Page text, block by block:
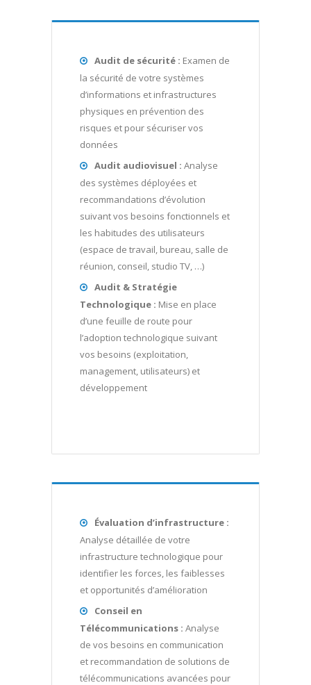
Audit de sécurité : Examen de
la sécurité de votre systèmes
d’informations et infrastructures
physiques en prévention des
risques et pour sécuriser vos
données
Audit audiovisuel : Analyse
des systèmes déployées et
recommandations d’évolution
suivant vos besoins fonctionnels et
les habitudes des utilisateurs
(espace de travail, bureau, salle de
réunion, conseil, studio TV, …)
Audit & Stratégie
Technologique : Mise en place
d’une feuille de route pour
l’adoption technologique suivant
vos besoins (exploitation,
management, utilisateurs) et
développement
Évaluation d’infrastructure :
Analyse détaillée de votre
infrastructure technologique pour
identifier les forces, les faiblesses
et opportunités d’amélioration
Conseil en
Télécommunications : Analyse
de vos besoins en communication
et recommandation de solutions de
télécommunications avancées pour